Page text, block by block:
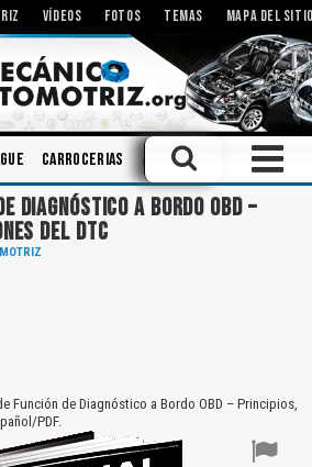
VÍDEOS FOTOS TEMAS MAPA DEL
Carrocerias Aceites Mecanismos
DIAGNÓSTICO A BORDO OBD –
DEL DTC
Función de Diagnóstico a Bordo OBD – Principios,
PDF.